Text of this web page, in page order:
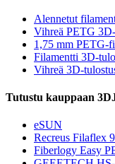
Alennetut
Vihreä PETG
1,75 mm PETG-
Filamentti 3D-
Vihreä 3D-
Tutustu kauppaan
eSUN
Recreus Filaflex
Fiberlogy Easy